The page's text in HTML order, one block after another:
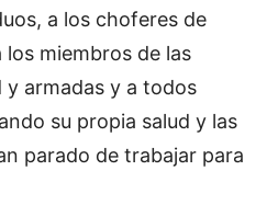
a los choferes de
miembros de las
y armadas y a todos
su propia salud y las
parado de trabajar para